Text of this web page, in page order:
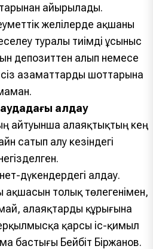
айырылады.
желілерде ақшаны
туралы тиімді ұсыныс
депозиттен алып немесе
азаматтардың шоттарына
алдау
айтуынша алаяқтықтың кең
сатып алу кезіндегі
дүкендердегі алдау.
ақшасын толық төлегенімен,
алаяқтардың құрығына
қарсы іс-қимыл
бастығы Бейбіт Біржанов.